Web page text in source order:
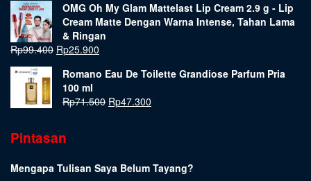
OMG Oh My Glam Mattelast Lip Cream 2.9 g - Lip
Cream Matte Dengan Warna Intense, Tahan Lama
& Ringan
Rp99.400 Rp25.900
Romano Eau De Toilette Grandiose Parfum Pria
100 ml
Rp71.500 Rp47.300
Pintasan
Mengapa Tulisan Saya Belum Tayang?